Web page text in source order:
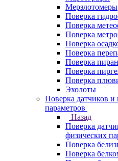
Мерзлотомеры
Поверка
Поверка
Поверка
Поверка
Поверка
Поверка
Поверка
Поверка
Эхолоты
Поверка датчиков и
параметров
Назад
Поверка
физических
Поверка
Поверка